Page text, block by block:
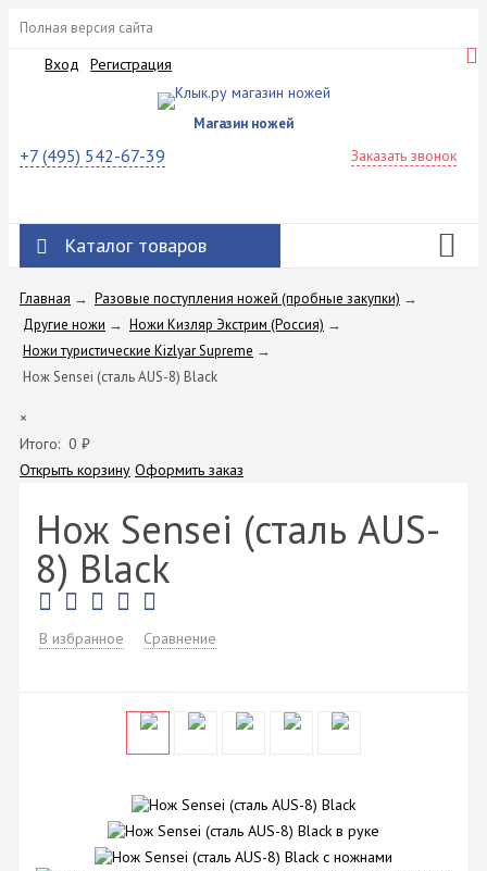
Полная версия сайта
Вход Регистрация
Магазин ножей
+7 (495) 542-67-39 Заказать звонок
Каталог товаров
Главная → Разовые поступления ножей (пробные закупки) →
Другие ножи → Ножи Кизляр Экстрим (Россия) →
Ножи туристические Kizlyar Supreme →
Нож Sensei (сталь AUS-8) Black
×
Итого: 0 ₽
Открыть корзину Оформить заказ
Нож Sensei (сталь AUS-
8) Black
В избранное Сравнение